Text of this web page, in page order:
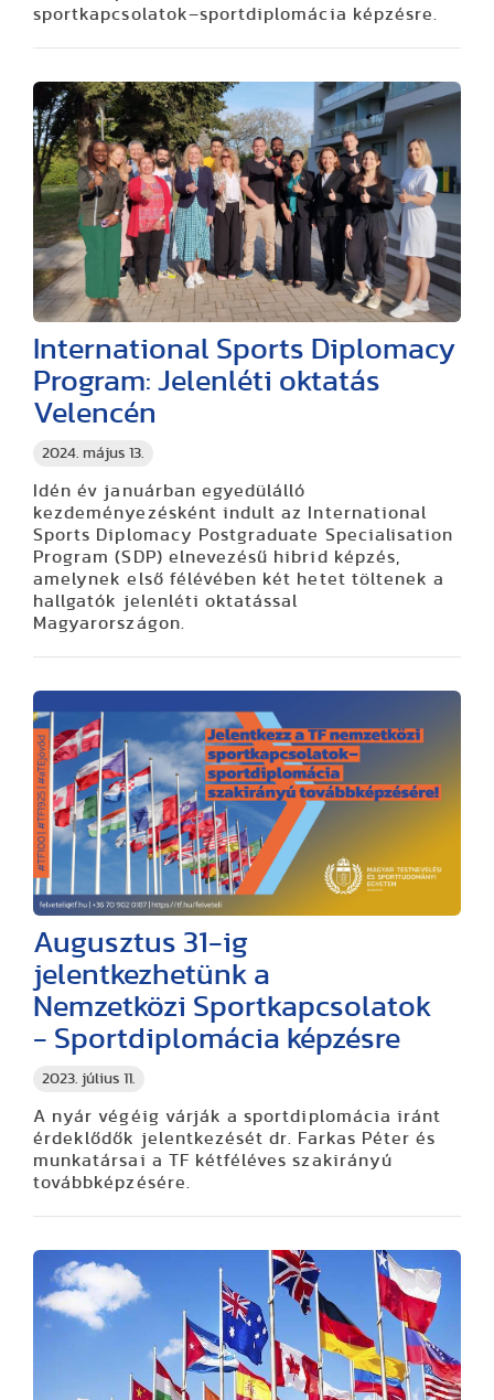
sportkapcsolatok–sportdiplomácia képzésre.
2024. május 13.
International Sports Diplomacy
Program: Jelenléti oktatás
Velencén
Idén év januárban egyedülálló
kezdeményezésként indult az International
Sports Diplomacy Postgraduate Specialisation
Program (SDP) elnevezésű hibrid képzés,
amelynek első félévében két hetet töltenek a
hallgatók jelenléti oktatással
Magyarországon.
2023. július 11.
Augusztus 31-ig
jelentkezhetünk a
Nemzetközi Sportkapcsolatok
- Sportdiplomácia képzésre
A nyár végéig várják a sportdiplomácia iránt
érdeklődők jelentkezését dr. Farkas Péter és
munkatársai a TF kétféléves szakirányú
továbbképzésére.